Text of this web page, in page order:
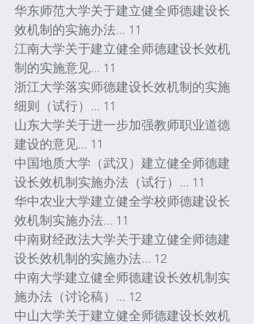
华东师范大学关于建立健全师德建设长
效机制的实施办法... 11
江南大学关于建立健全师德建设长效机
制的实施意见... 11
浙江大学落实师德建设长效机制的实施
细则（试行）... 11
山东大学关于进一步加强教师职业道德
建设的意见... 11
中国地质大学（武汉）建立健全师德建
设长效机制实施办法（试行）... 11
华中农业大学建立健全学校师德建设长
效机制实施办法... 11
中南财经政法大学关于建立健全师德建
设长效机制的实施办法... 12
中南大学建立健全师德建设长效机制实
施办法（讨论稿）... 12
中山大学关于建立健全师德建设长效机